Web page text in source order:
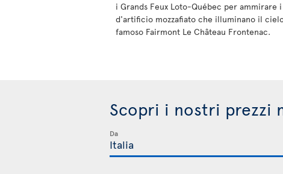
i Grands Feux Loto-Québec per ammirare
d'artificio mozzafiato che illuminano il
famoso Fairmont Le Château Frontenac.
Scopri i nostri prezzi
Da